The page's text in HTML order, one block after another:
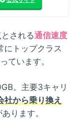
される通信速度
にトップクラス
ています。
。主要3キャリ
社から乗り換え
ります。